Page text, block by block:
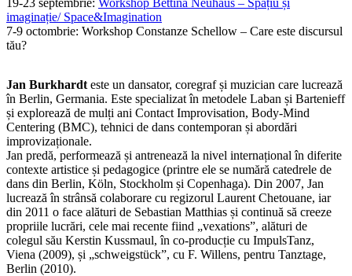
imaginație/ Space&Imagination
7-9 octombrie: Workshop Constanze Schellow – Care este discursul
tău?
Jan Burkhardt este un dansator, coregraf și muzician care lucrează
în Berlin, Germania. Este specializat în metodele Laban și Bartenieff
și explorează de mulți ani Contact Improvisation, Body-Mind
Centering (BMC), tehnici de dans contemporan și abordări
improvizaționale.
Jan predă, performează și antrenează la nivel internațional în diferite
contexte artistice și pedagogice (printre ele se numără catedrele de
dans din Berlin, Köln, Stockholm și Copenhaga). Din 2007, Jan
lucrează în strânsă colaborare cu regizorul Laurent Chetouane, iar
din 2011 o face alături de Sebastian Matthias și continuă să creeze
propriile lucrări, cele mai recente fiind „vexations”, alături de
colegul său Kerstin Kussmaul, în co-producție cu ImpulsTanz,
Viena (2009), și „schweigstück”, cu F. Willens, pentru Tanztage,
Berlin (2010).